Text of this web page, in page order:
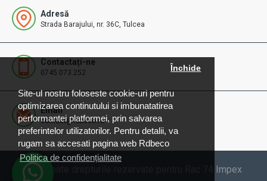
Site-ul nostru foloseste cookie-uri pentru
optimizarea continutului si imbunatatirea
performantei platformei, prin salvarea
preferintelor utilizatorilor. Pentru detalii, va
rugam sa accesati pagina web Rdbeco
Politica de confidențialitate
Închide
Adresă
Strada Barajului, nr. 36C, Tulcea
Contactați-ne
0745.073.252
Email
contact@rdbeco.ro
© 2025 Toate drepturile rezervate pentru Rac 74 Impex